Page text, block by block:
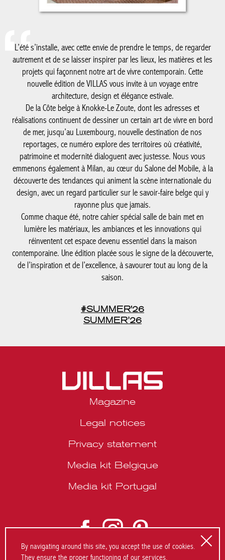
L’été s’installe, avec cette envie de prendre le temps, de regarder
autrement et de se laisser inspirer par les lieux, les matières et les
projets qui façonnent notre art de vivre contemporain. Cette
nouvelle édition de VILLAS vous invite à un voyage entre
architecture, design et élégance estivale.
De la Côte belge à Knokke-Le Zoute, dont les adresses et
réalisations continuent de dessiner un certain art de vivre en bord
de mer, jusqu’au Luxembourg, nouvelle destination de nos
reportages, ce numéro explore des territoires où créativité,
patrimoine et modernité dialoguent avec justesse. Nous vous
emmenons également à Milan, au cœur du Salone del Mobile, à la
découverte des tendances qui animent la scène internationale du
design, avec un regard particulier sur le savoir-faire belge qui y
rayonne plus que jamais.
Comme chaque été, notre cahier spécial salle de bain met en
lumière les matériaux, les ambiances et les innovations qui
réinventent cet espace devenu essentiel dans la maison
contemporaine. Une édition placée sous le signe de la découverte,
de l’inspiration et de l’excellence, à savourer tout au long de la
saison.
#SUMMER'26
SUMMER’26
By navigating around this site, you accept the use of cookies.
They ensure the proper functioning of our services.
Magazine
Legal notices
Privacy statement
Media kit Belgique
Media kit Portugal